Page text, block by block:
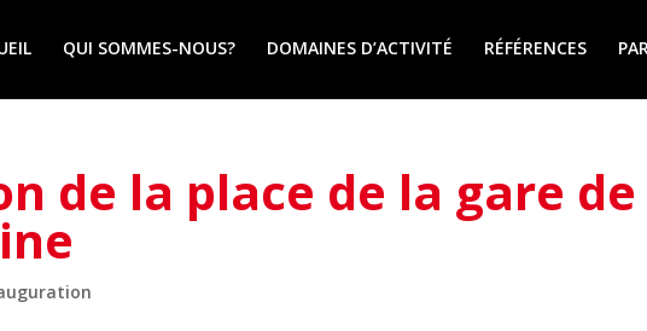
QUI SOMMES-NOUS? DOMAINES D’ACTIVITÉ RÉFÉRENCES
de la place de la gare de